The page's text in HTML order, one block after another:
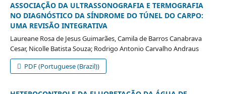
ASSOCIAÇÃO DA ULTRASSONOGRAFIA E TERMOGRAFIA
NO DIAGNÓSTICO DA SÍNDROME DO TÚNEL DO CARPO:
UMA REVISÃO INTEGRATIVA
Laureane Rosa de Jesus Guimarães, Camila de Barros Canabrava
Cesar, Nicolle Batista Souza; Rodrigo Antonio Carvalho Andraus
PDF (Portuguese (Brazil))